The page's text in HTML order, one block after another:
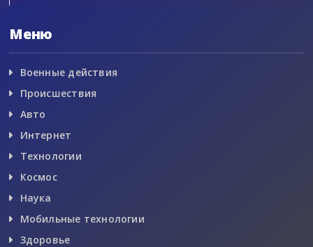
Меню
Военные действия
Происшествия
Авто
Интернет
Технологии
Космос
Наука
Мобильные технологии
Здоровье